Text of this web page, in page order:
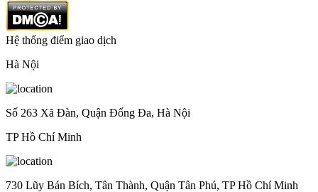
Hệ thống điểm giao dịch
Hà Nội
Số 263 Xã Đàn, Quận Đống Đa, Hà Nội
TP Hồ Chí Minh
730 Lũy Bán Bích, Tân Thành, Quận Tân Phú, TP Hồ Chí Minh